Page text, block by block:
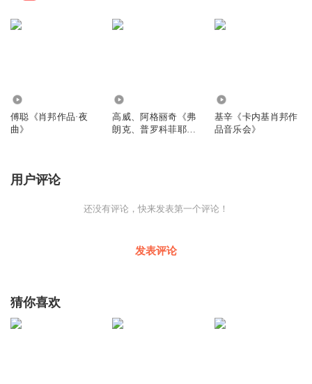
傅聪《肖邦作品·夜
曲》
高威、阿格丽奇《弗
朗克、普罗科菲耶夫·
基辛《卡内基肖邦作
品音乐会》
用户评论
还没有评论，快来发表第一个评论！
发表评论
猜你喜欢